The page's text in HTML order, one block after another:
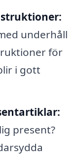
underhåll
för
i gott
present?